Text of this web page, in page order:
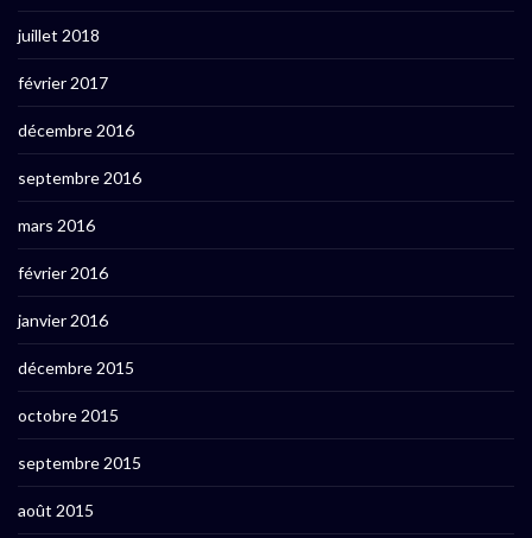
juillet 2018
février 2017
décembre 2016
septembre 2016
mars 2016
février 2016
janvier 2016
décembre 2015
octobre 2015
septembre 2015
août 2015